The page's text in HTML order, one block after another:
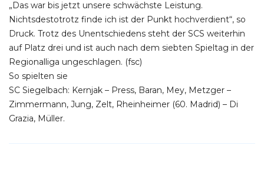
„Das war bis jetzt unsere schwächste Leistung.
Nichtsdestotrotz finde ich ist der Punkt hochverdient“, so
Druck. Trotz des Unentschiedens steht der SCS weiterhin
auf Platz drei und ist auch nach dem siebten Spieltag in der
Regionalliga ungeschlagen. (fsc)
So spielten sie
SC Siegelbach: Kernjak – Press, Baran, Mey, Metzger –
Zimmermann, Jung, Zelt, Rheinheimer (60. Madrid) – Di
Grazia, Müller.